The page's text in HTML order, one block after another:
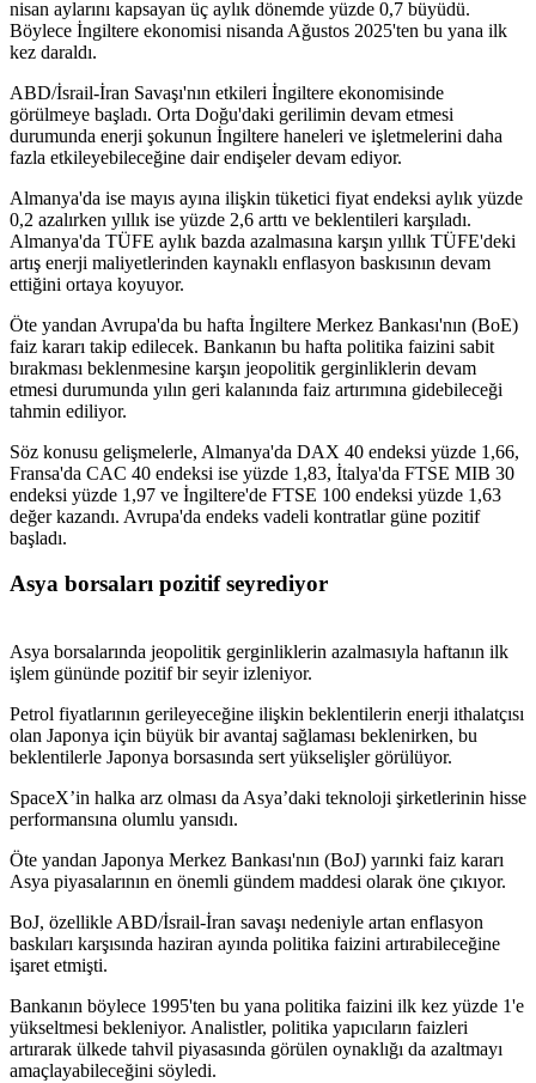
nisan aylarını kapsayan üç aylık dönemde yüzde 0,7 büyüdü.
Böylece İngiltere ekonomisi nisanda Ağustos 2025'ten bu yana ilk
kez daraldı.
ABD/İsrail-İran Savaşı'nın etkileri İngiltere ekonomisinde
görülmeye başladı. Orta Doğu'daki gerilimin devam etmesi
durumunda enerji şokunun İngiltere haneleri ve işletmelerini daha
fazla etkileyebileceğine dair endişeler devam ediyor.
Almanya'da ise mayıs ayına ilişkin tüketici fiyat endeksi aylık yüzde
0,2 azalırken yıllık ise yüzde 2,6 arttı ve beklentileri karşıladı.
Almanya'da TÜFE aylık bazda azalmasına karşın yıllık TÜFE'deki
artış enerji maliyetlerinden kaynaklı enflasyon baskısının devam
ettiğini ortaya koyuyor.
Öte yandan Avrupa'da bu hafta İngiltere Merkez Bankası'nın (BoE)
faiz kararı takip edilecek. Bankanın bu hafta politika faizini sabit
bırakması beklenmesine karşın jeopolitik gerginliklerin devam
etmesi durumunda yılın geri kalanında faiz artırımına gidebileceği
tahmin ediliyor.
Söz konusu gelişmelerle, Almanya'da DAX 40 endeksi yüzde 1,66,
Fransa'da CAC 40 endeksi ise yüzde 1,83, İtalya'da FTSE MIB 30
endeksi yüzde 1,97 ve İngiltere'de FTSE 100 endeksi yüzde 1,63
değer kazandı. Avrupa'da endeks vadeli kontratlar güne pozitif
başladı.
Asya borsaları pozitif seyrediyor
Asya borsalarında jeopolitik gerginliklerin azalmasıyla haftanın ilk
işlem gününde pozitif bir seyir izleniyor.
Petrol fiyatlarının gerileyeceğine ilişkin beklentilerin enerji ithalatçısı
olan Japonya için büyük bir avantaj sağlaması beklenirken, bu
beklentilerle Japonya borsasında sert yükselişler görülüyor.
SpaceX’in halka arz olması da Asya’daki teknoloji şirketlerinin hisse
performansına olumlu yansıdı.
Öte yandan Japonya Merkez Bankası'nın (BoJ) yarınki faiz kararı
Asya piyasalarının en önemli gündem maddesi olarak öne çıkıyor.
BoJ, özellikle ABD/İsrail-İran savaşı nedeniyle artan enflasyon
baskıları karşısında haziran ayında politika faizini artırabileceğine
işaret etmişti.
Bankanın böylece 1995'ten bu yana politika faizini ilk kez yüzde 1'e
yükseltmesi bekleniyor. Analistler, politika yapıcıların faizleri
artırarak ülkede tahvil piyasasında görülen oynaklığı da azaltmayı
amaçlayabileceğini söyledi.